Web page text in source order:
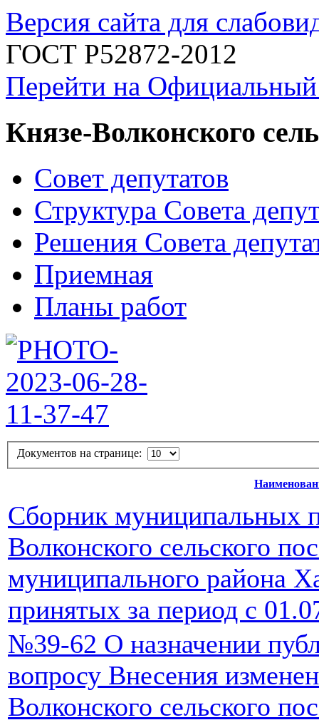
Версия сайта для
ГОСТ Р52872-2012
Перейти на
Князе-Волконского
Совет депутатов
Структура Совета
Решения Совета
Приемная
Планы работ
Документов на странице:
Сборник муниципальных
Волконского сельского
муниципального района
принятых за период с
№39-62 О назначении
вопросу Внесения
Волконского сельского